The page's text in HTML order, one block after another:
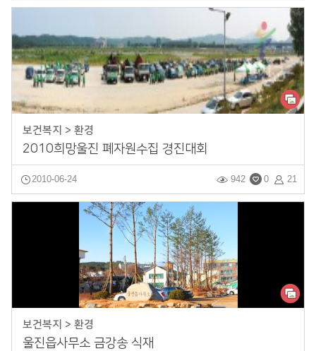
보건복지 > 환경
2010희망울진 폐자원수집 경진대회
2010-06-24 21
0
942
보건복지 > 환경
울진읍사무소 금강송 식재